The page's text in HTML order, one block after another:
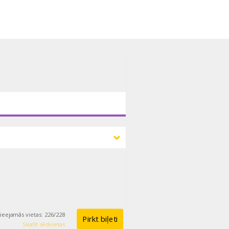
vietas: 226/228
Skatīt sēdvietas
Pirkt biļeti